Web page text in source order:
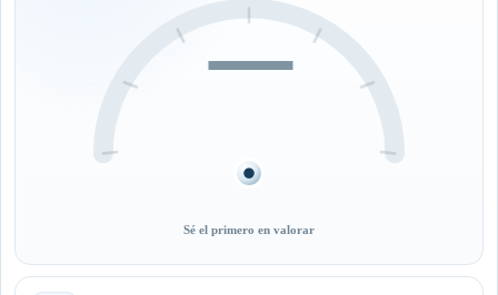
—
Sé el primero en valorar